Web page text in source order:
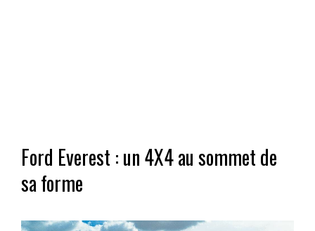
Ford Everest : un 4X4 au sommet de
sa forme